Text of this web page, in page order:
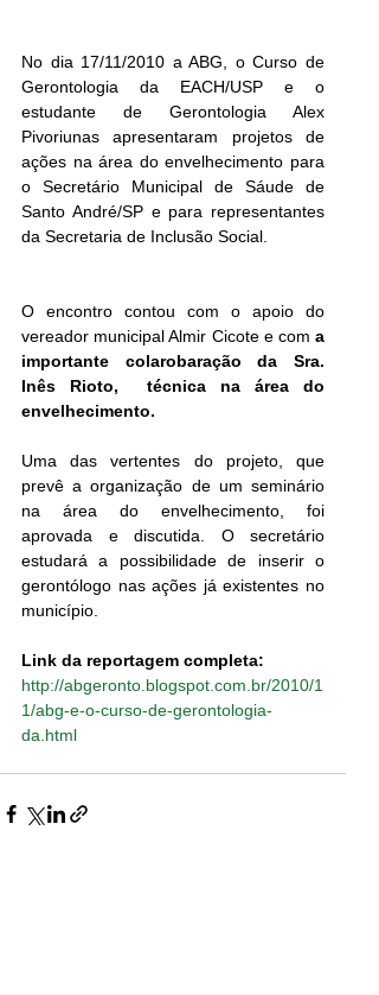
No dia 17/11/2010 a ABG, o Curso de
Gerontologia da EACH/USP e o
estudante de Gerontologia Alex
Pivoriunas apresentaram projetos de
ações na área do envelhecimento para
o Secretário Municipal de Sáude de
Santo André/SP e para representantes
da Secretaria de Inclusão Social.
O encontro contou com o apoio do
vereador municipal Almir Cicote e com a
importante colarobaração da Sra.
Inês Rioto,  técnica na área do
envelhecimento.
Uma das vertentes do projeto, que
prevê a organização de um seminário
na área do envelhecimento, foi
aprovada e discutida. O secretário
estudará a possibilidade de inserir o
gerontólogo nas ações já existentes no
município.
Link da reportagem completa:
http://abgeronto.blogspot.com.br/2010/1
1/abg-e-o-curso-de-gerontologia-
da.html